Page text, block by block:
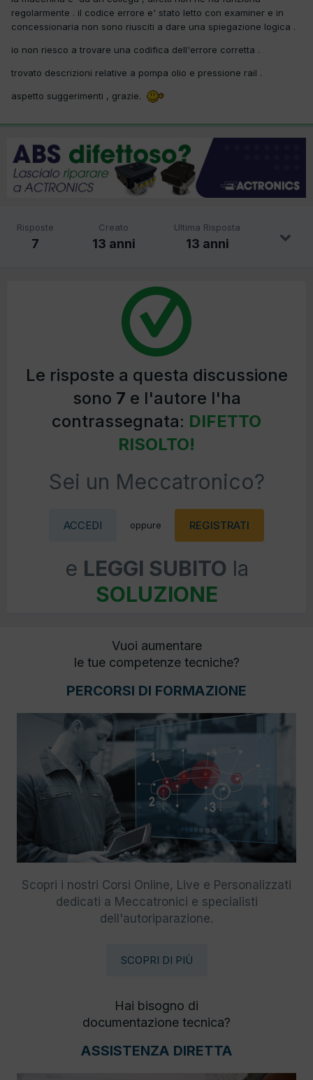
regolarmente . il codice errore e' stato letto con examiner e in
concessionaria non sono riusciti a dare una spiegazione logica .
io non riesco a trovare una codifica dell'errore corretta .
trovato descrizioni relative a pompa olio e pressione rail .
aspetto suggerimenti , grazie.
Risposte
7
Creato
13 anni
Ultima Risposta
13 anni
Le risposte a questa discussione
sono 7 e l'autore l'ha
contrassegnata: DIFETTO
RISOLTO!
Sei un Meccatronico?
ACCEDI oppure REGISTRATI
e LEGGI SUBITO la
SOLUZIONE
Vuoi aumentare
le tue competenze tecniche?
PERCORSI DI FORMAZIONE
Scopri i nostri Corsi Online, Live e Personalizzati
dedicati a Meccatronici e specialisti
dell'autoriparazione.
SCOPRI DI PIÙ
Hai bisogno di
documentazione tecnica?
ASSISTENZA DIRETTA